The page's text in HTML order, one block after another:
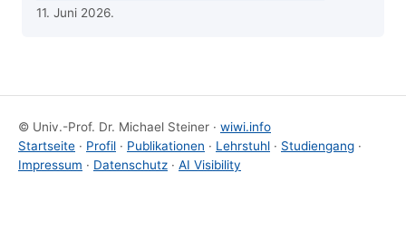
11. Juni 2026.
© Univ.-Prof. Dr. Michael Steiner · wiwi.info
Startseite · Profil · Publikationen · Lehrstuhl · Studiengang ·
Impressum · Datenschutz · AI Visibility